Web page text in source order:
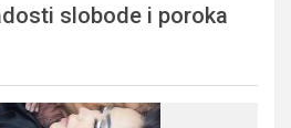
slobode i poroka